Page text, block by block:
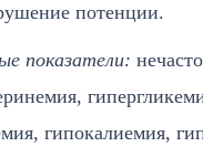
потенции.
показатели:
гипокалиемия,